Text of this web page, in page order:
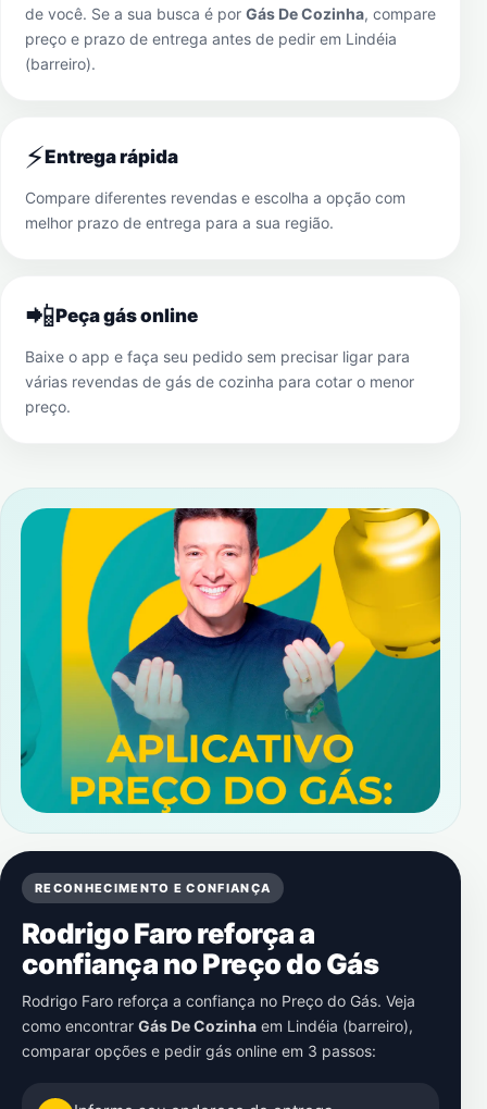
de você. Se a sua busca é por Gás De Cozinha, compare
preço e prazo de entrega antes de pedir em Lindéia
(barreiro).
⚡Entrega rápida
Compare diferentes revendas e escolha a opção com
melhor prazo de entrega para a sua região.
📲Peça gás online
Baixe o app e faça seu pedido sem precisar ligar para
várias revendas de gás de cozinha para cotar o menor
preço.
RECONHECIMENTO E CONFIANÇA
Rodrigo Faro reforça a
confiança no Preço do Gás
Rodrigo Faro reforça a confiança no Preço do Gás. Veja
como encontrar Gás De Cozinha em Lindéia (barreiro),
comparar opções e pedir gás online em 3 passos: